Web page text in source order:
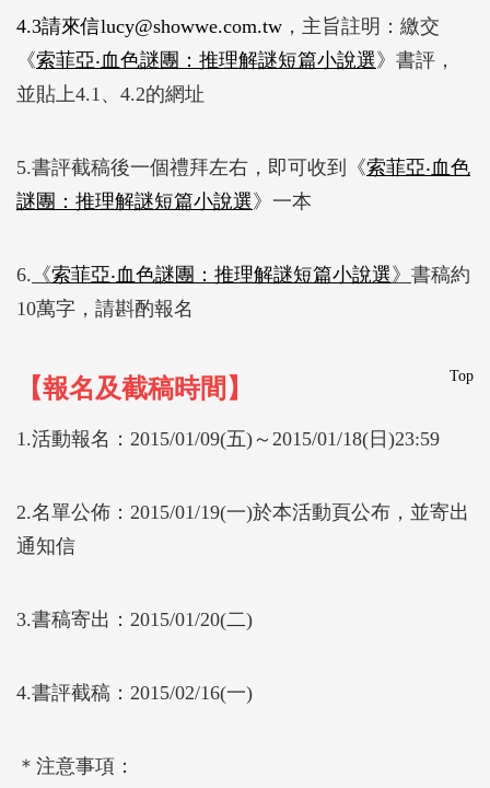
4.3請來信lucy@showwe.com.tw ，主旨註明：繳交
《索菲亞‧血色謎團：推理解謎短篇小說選》書評，
並貼上4.1、4.2的網址
5.書評截稿後一個禮拜左右，即可收到《索菲亞‧血色
謎團：推理解謎短篇小說選》一本
6. 《索菲亞‧血色謎團：推理解謎短篇小說選》 書稿約
10萬字，請斟酌報名
Top
【報名及截稿時間】
1.活動報名：2015/01/09(五)～2015/01/18(日)23:59
2.名單公佈：2015/01/19(一)於本活動頁公布，並寄出
通知信
3.書稿寄出：2015/01/20(二)
4.書評截稿：2015/02/16(一)
＊注意事項：